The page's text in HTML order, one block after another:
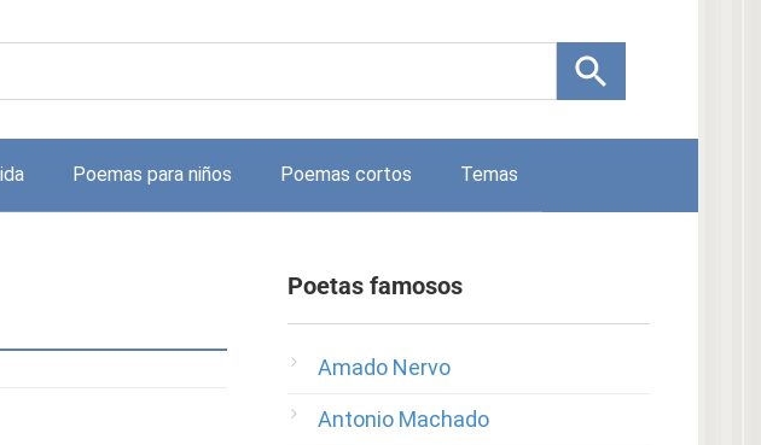
Poemas para niños Poemas cortos Temas
Poetas famosos
Amado Nervo
Antonio Machado